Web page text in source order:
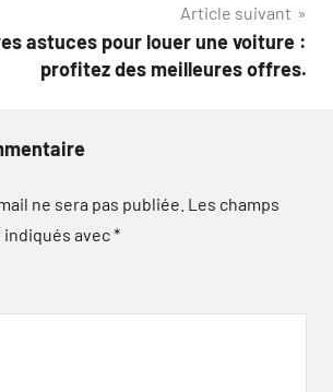
Article suivant
astuces pour louer une voiture :
profitez des meilleures offres.
ne sera pas publiée. Les champs
avec*